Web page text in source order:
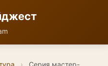
›
Серия мастер-